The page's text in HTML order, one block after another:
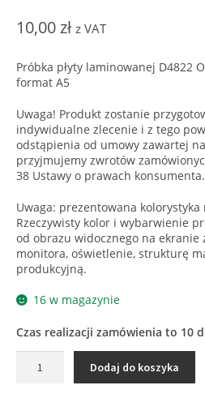
10,00zł z VAT
Próbka płyty laminowanej D4822
format A5
Uwaga! Produkt zostanie
indywidualne zlecenie i z tego
odstąpienia od umowy zawartej
przyjmujemy zwrotów
38 Ustawy o prawach konsumenta.
Uwaga: prezentowana
Rzeczywisty kolor i wybarwienie
od obrazu widocznego na ekranie
monitora, oświetlenie, strukturę
produkcyjną.
16 w magazynie
Czas realizacji zamówienia to 10
D4822
Dodaj do koszyka